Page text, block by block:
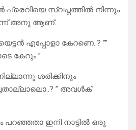
സ്വപ്നത്തിൽ നിന്നും
അനു ആണ്.
എപ്പോളാ കേറണെ..? “”
കേറും ”
ശരിക്കിനും
” അവൾക്
പറഞ്ഞതാ ഇനി നാട്ടിൽ ഒരു